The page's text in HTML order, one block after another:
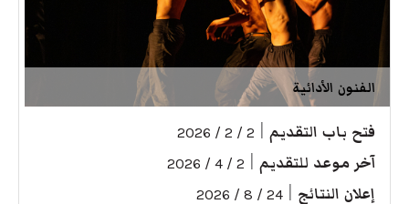
الفنون الأدائية
فتح باب التقديم 2 / 2 / 2026
آخر موعد للتقديم 2 / 4 / 2026
إعلان النتائج 24 / 8 / 2026